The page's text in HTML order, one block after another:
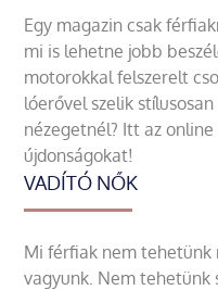
Egy magazin csak
mi is lehetne jobb
motorokkal felszerelt
lóerővel szelik
nézegetnél? Itt az
újdonságokat!
VADÍTÓ NŐK
Mi férfiak nem tehetünk
vagyunk. Nem tehetünk